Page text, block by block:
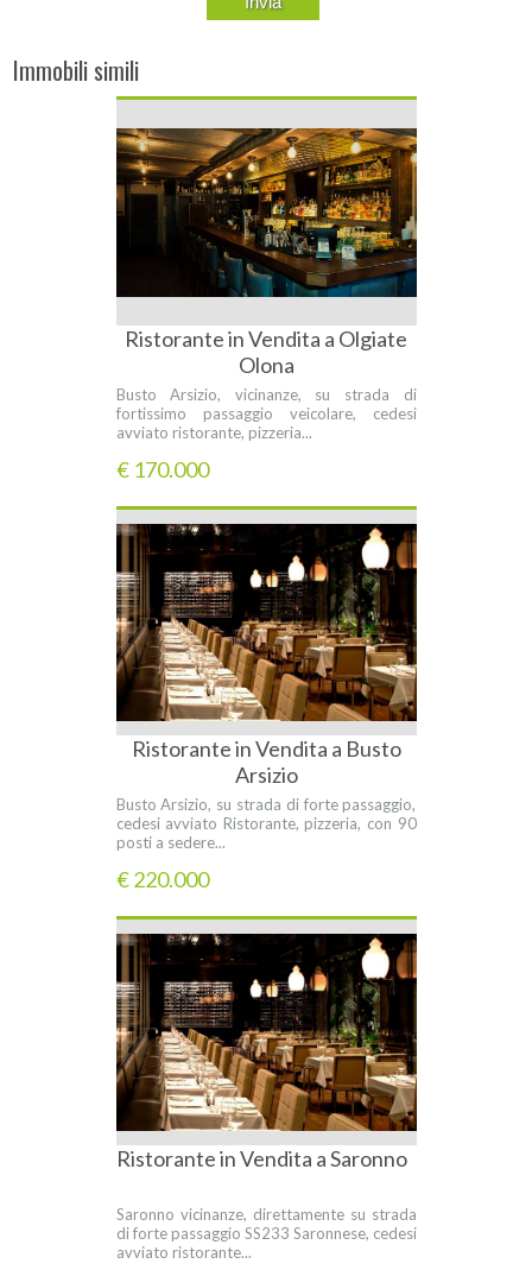
Immobili simili
Ristorante in Vendita a Olgiate
Olona
Busto Arsizio, vicinanze, su strada di
fortissimo passaggio veicolare, cedesi
avviato ristorante, pizzeria...
€ 170.000
Ristorante in Vendita a Busto
Arsizio
Busto Arsizio, su strada di forte passaggio,
cedesi avviato Ristorante, pizzeria, con 90
posti a sedere...
€ 220.000
Ristorante in Vendita a Saronno
Saronno vicinanze, direttamente su strada
di forte passaggio SS233 Saronnese, cedesi
avviato ristorante...